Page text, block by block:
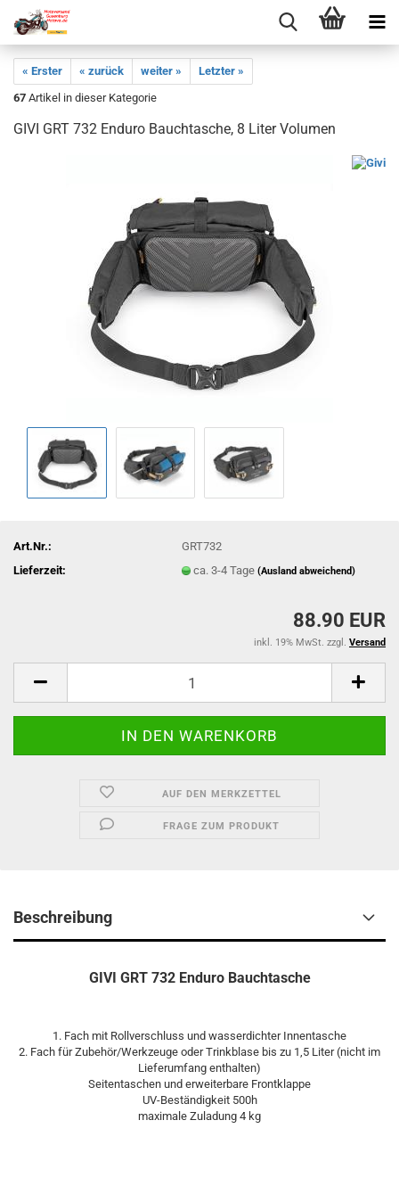
« Erster « zurück weiter »
Letzter »
67 Artikel in dieser Kategorie
GIVI GRT 732 Enduro Bauchtasche, 8 Liter Volumen
Art.Nr.:
GRT732
Lieferzeit:
ca. 3-4 Tage(Ausland abweichend)
88.90 EUR
inkl. 19% MwSt. zzgl. Versand
AUF DEN MERKZETTEL
FRAGE ZUM PRODUKT
Beschreibung
GIVI GRT 732 Enduro Bauchtasche
1. Fach mit Rollverschluss und wasserdichter Innentasche
2. Fach für Zubehör/Werkzeuge oder Trinkblase bis zu 1,5 Liter (nicht im
Lieferumfang enthalten)
Seitentaschen und erweiterbare Frontklappe
UV-Beständigkeit 500h
maximale Zuladung 4 kg